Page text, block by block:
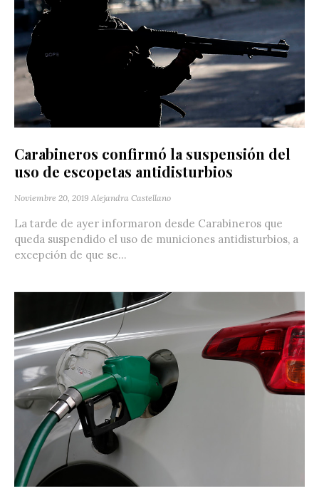
Carabineros confirmó la suspensión del
uso de escopetas antidisturbios
Noviembre 20, 2019 Alejandra Castellano
La tarde de ayer informaron desde Carabineros que
queda suspendido el uso de municiones antidisturbios, a
excepción de que se...